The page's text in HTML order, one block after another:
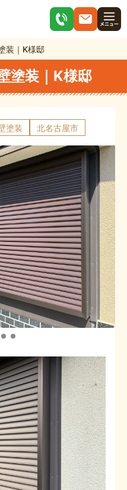
装｜K様邸
塗装｜K様邸
塗装 北名古屋市